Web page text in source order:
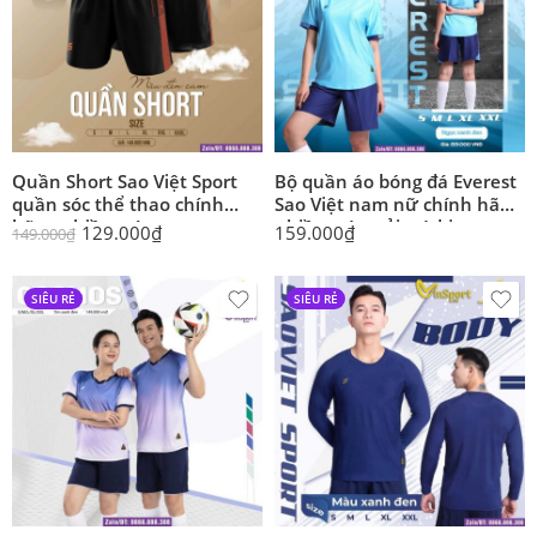
Quần Short Sao Việt Sport
quần sóc thể thao chính
hãng nhiều màu
149.000₫ 129.000₫
Bộ quần áo bóng đá Everest
Sao Việt nam nữ chính hãng
nhiều màu vải mè kim
159.000₫
SIÊU RẺ SIÊU RẺ